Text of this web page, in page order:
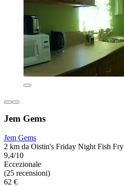
Jem Gems
Jem Gems
2 km da Oistin's Friday Night Fish Fry
9,4/10
Eccezionale
(25 recensioni)
62 €